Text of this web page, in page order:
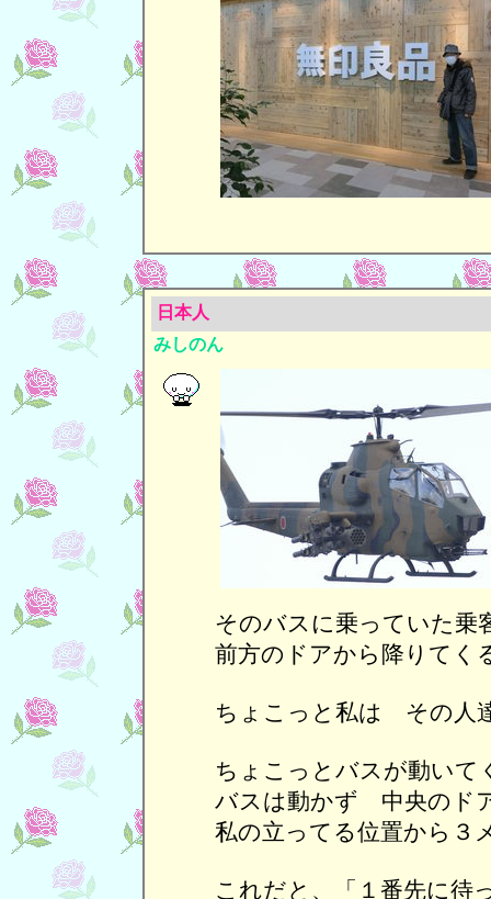
日本人
みしのん
そのバスに乗っていた乗
前方のドアから降りてく
ちょこっと私は その人
ちょこっとバスが動いて
バスは動かず 中央のド
私の立ってる位置から３
これだと、「１番先に